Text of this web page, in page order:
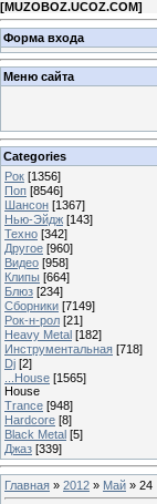
[MUZOBOZ.UCOZ.COM]
Форма входа
Меню сайта
Categories
Рок [1356]
Поп [8546]
Шансон [1367]
Нью-Эйдж [143]
Техно [342]
Другое [960]
Видео [958]
Клипы [664]
Блюз [234]
Сборники [7149]
Рок-н-рол [21]
Heavy Metal [182]
Инструментальная [718]
Dj [2]
...House [1565]
House
Trance [948]
Hardcore [8]
Black Metal [5]
Джаз [339]
Главная » 2012 » Май » 24